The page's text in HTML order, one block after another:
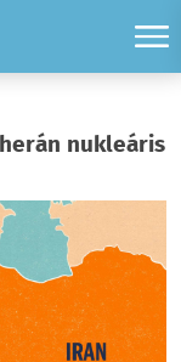
nukleáris